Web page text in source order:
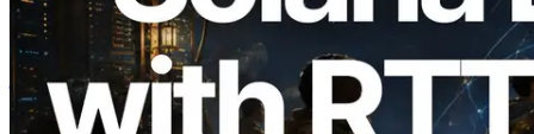
2026.08.05
ERPC का Solana Leader Slot API अब 7
वैश्विक क्षेत्रों से ping मापता है — Validators
Information API भी लॉन्च